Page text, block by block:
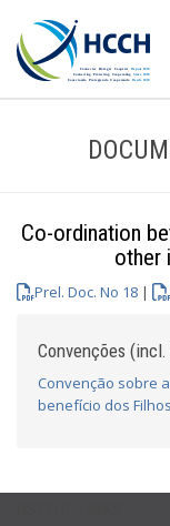
Co-ordination
other
Prel. Doc. No 18 |
Convenções
Convenção sobre
benefício dos